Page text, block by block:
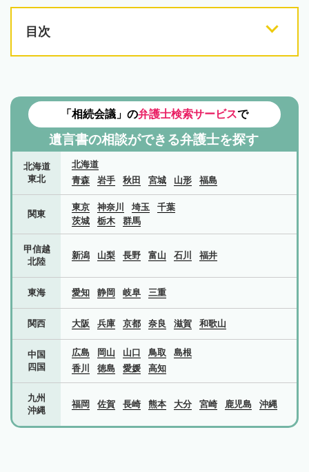
目次
「相続会議」の弁護士検索サービスで
遺言書の相談ができる弁護士を探す
北海道
東北
北海道
青森
岩手 秋田 宮城 山形 福島
関東
東京 神奈川 埼玉
千葉
茨城
栃木 群馬
甲信越
北陸
新潟 山梨 長野 富山 石川 福井
東海 愛知 静岡 岐阜 三重
関西 大阪 兵庫 京都 奈良 滋賀 和歌山
中国
四国
広島 岡山 山口 鳥取
島根
香川
徳島 愛媛 高知
九州
沖縄
福岡 佐賀 長崎 熊本 大分 宮崎 鹿児島 沖縄